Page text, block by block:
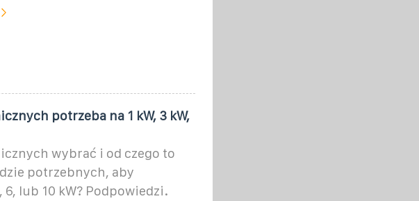
potrzeba na 1 kW, 3 kW,
wybrać i od czego to
potrzebnych, aby
lub 10 kW? Podpowiedzi.